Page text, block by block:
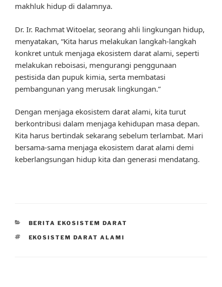
makhluk hidup di dalamnya.
Dr. Ir. Rachmat Witoelar, seorang ahli lingkungan hidup,
menyatakan, “Kita harus melakukan langkah-langkah
konkret untuk menjaga ekosistem darat alami, seperti
melakukan reboisasi, mengurangi penggunaan
pestisida dan pupuk kimia, serta membatasi
pembangunan yang merusak lingkungan.”
Dengan menjaga ekosistem darat alami, kita turut
berkontribusi dalam menjaga kehidupan masa depan.
Kita harus bertindak sekarang sebelum terlambat. Mari
bersama-sama menjaga ekosistem darat alami demi
keberlangsungan hidup kita dan generasi mendatang.
CATEGORIES
BERITA EKOSISTEM DARAT
TAGS
EKOSISTEM DARAT ALAMI